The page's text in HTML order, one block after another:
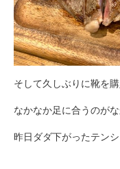
そして久しぶりに靴を購
なかなか足に合うのが
昨日ダダ下がったテン